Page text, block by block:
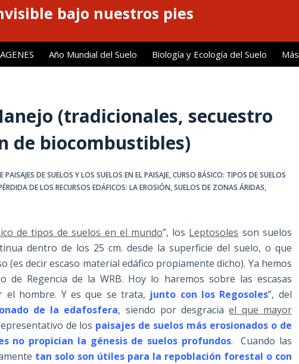
bajo nuestros pies
Año Mundial del Suelo Biología y Ecología del Suelo Más
(tradicionales, secuestro
de biocombustibles)
PAISAJES DE SUELOS Y LOS SUELOS EN EL PAISAJE,CURSO BÁSICO: TIPOS DE SUELOS
DE LOS RECURSOS EDÁFICOS: LA EROSIÓN,SUELOS DE ZONAS ÁRIDAS,
de tipos de suelos en el mundo”, los Leptosoles son suelos
dentro de los 25 cm. desde la superficie del suelo, o que
decir escaso material edáfico propiamente dicho). Ya hemos
de Regencia de la WRB. Hoy lo haremos sobre las escasas
hombre. Y es que se trata, junto con los Regosoles”, del
de la edafosfera, siendo por desgraciael que mayor
de los paisajes de suelos más erosionados o de
no propician la génesis de suelos profundos. Cuando las
tan solo son útiles para la repoblación forestal o con